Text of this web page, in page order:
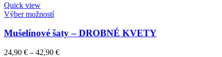
Quick view
Výber možností
Mušelínové šaty – DROBNÉ KVETY
24,90 € – 42,90 €